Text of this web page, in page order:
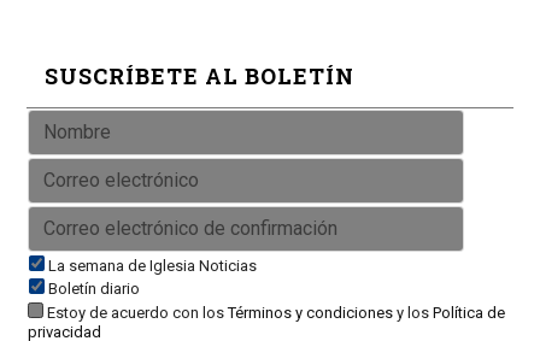
SUSCRÍBETE AL BOLETÍN
La semana de Iglesia Noticias
Boletín diario
Estoy de acuerdo con losTérminos y condicionesy los Política de
privacidad